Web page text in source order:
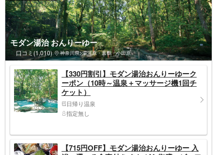
モダン湯治 おんりーゆー
口コミ(1,010) 神奈川県>湯河原・真鶴・小田原
【330円割引】モダン湯治おんりーゆーク
ーポン（10時～温泉＋マッサージ機1回チ
ケット）
日帰り温泉
指定無し
【715円OFF】モダン湯治おんりーゆー 入